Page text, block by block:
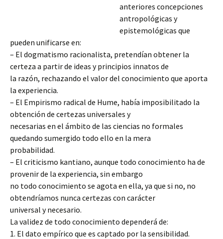
anteriores concepciones
antropológicas y
epistemológicas que
pueden unificarse en:
– El dogmatismo racionalista, pretendían obtener la
certeza a partir de ideas y principios innatos de
la razón, rechazando el valor del conocimiento que aporta
la experiencia.
– El Empirismo radical de Hume, había imposibilitado la
obtención de certezas universales y
necesarias en el ámbito de las ciencias no formales
quedando sumergido todo ello en la mera
probabilidad.
– El criticismo kantiano, aunque todo conocimiento ha de
provenir de la experiencia, sin embargo
no todo conocimiento se agota en ella, ya que si no, no
obtendríamos nunca certezas con carácter
universal y necesario.
La validez de todo conocimiento dependerá de:
1. El dato empírico que es captado por la sensibilidad.